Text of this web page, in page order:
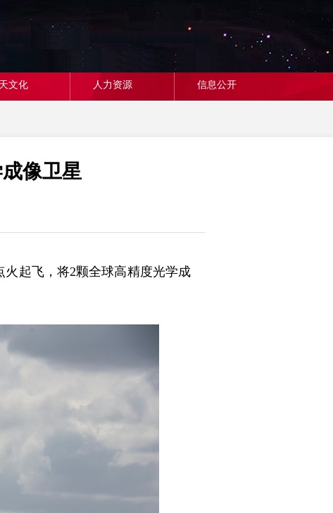
文化 人力资源 信息公开
像卫星
起飞，将2颗全球高精度光学成